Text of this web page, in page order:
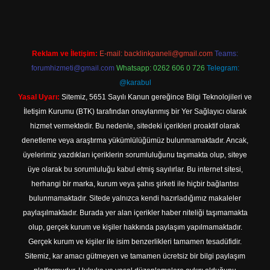
Reklam ve İletişim: E-mail: backlinkpaneli@gmail.com Teams:
forumhizmeti@gmail.com Whatsapp: 0262 606 0 726 Telegram:
@karabul
Yasal Uyarı: Sitemiz, 5651 Sayılı Kanun gereğince Bilgi Teknolojileri ve
İletişim Kurumu (BTK) tarafından onaylanmış bir Yer Sağlayıcı olarak
hizmet vermektedir. Bu nedenle, sitedeki içerikleri proaktif olarak
denetleme veya araştırma yükümlülüğümüz bulunmamaktadır. Ancak,
üyelerimiz yazdıkları içeriklerin sorumluluğunu taşımakta olup, siteye
üye olarak bu sorumluluğu kabul etmiş sayılırlar. Bu internet sitesi,
herhangi bir marka, kurum veya şahıs şirketi ile hiçbir bağlantısı
bulunmamaktadır. Sitede yalnızca kendi hazırladığımız makaleler
paylaşılmaktadır. Burada yer alan içerikler haber niteliği taşımamakta
olup, gerçek kurum ve kişiler hakkında paylaşım yapılmamaktadır.
Gerçek kurum ve kişiler ile isim benzerlikleri tamamen tesadüfidir.
Sitemiz, kar amacı gütmeyen ve tamamen ücretsiz bir bilgi paylaşım